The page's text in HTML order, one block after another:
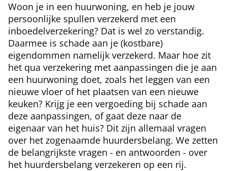
Woon je in een huurwoning, en heb je jouw
persoonlijke spullen verzekerd met een
inboedelverzekering? Dat is wel zo verstandig.
Daarmee is schade aan je (kostbare)
eigendommen namelijk verzekerd. Maar hoe zit
het qua verzekering met aanpassingen die je aan
een huurwoning doet, zoals het leggen van een
nieuwe vloer of het plaatsen van een nieuwe
keuken? Krijg je een vergoeding bij schade aan
deze aanpassingen, of gaat deze naar de
eigenaar van het huis? Dit zijn allemaal vragen
over het zogenaamde huurdersbelang. We zetten
de belangrijkste vragen - en antwoorden - over
het huurdersbelang verzekeren op een rij.